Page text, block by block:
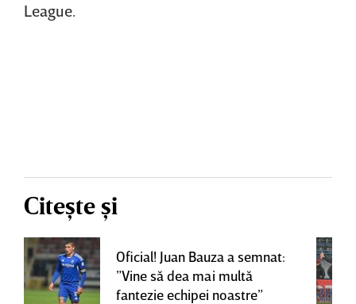
League.
Citește și
Oficial! Juan Bauza a semnat:
”Vine să dea mai multă
fantezie echipei noastre”